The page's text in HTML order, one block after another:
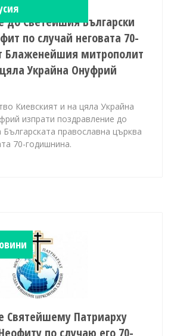
до Светейшия Български
по случай неговата 70-
Блаженейшия митрополит
Украйна Онуфрий
Киевският и на цяла Украйна
изпрати поздравление до
православна църква
70-годишнина.
Святейшему Патриарху
по случаю его 70-